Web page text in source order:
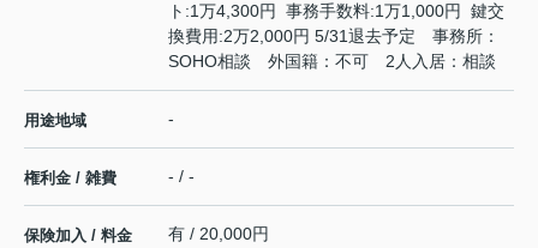
ト:1万4,300円 事務手数料:1万1,000円 鍵交
換費用:2万2,000円 5/31退去予定 事務所：
SOHO相談 外国籍：不可 2人入居：相談
用途地域 -
権利金 / 雑費 - / -
保険加入 / 料金 有 / 20,000円